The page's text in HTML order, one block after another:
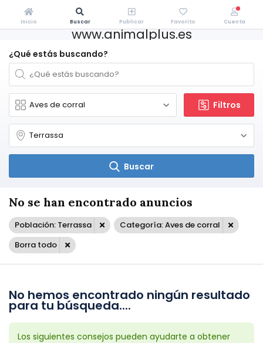
www.animalplus.es
¿Qué estás buscando?
Filtros
Buscar
No se han encontrado anuncios
Población: Terrassa
Categoría: Aves de corral
Borra todo
No hemos encontrado ningún resultado
para tu búsqueda....
Los siguientes consejos pueden ayudarte a obtener
Inicio Buscar Publicar Favorito Cuenta